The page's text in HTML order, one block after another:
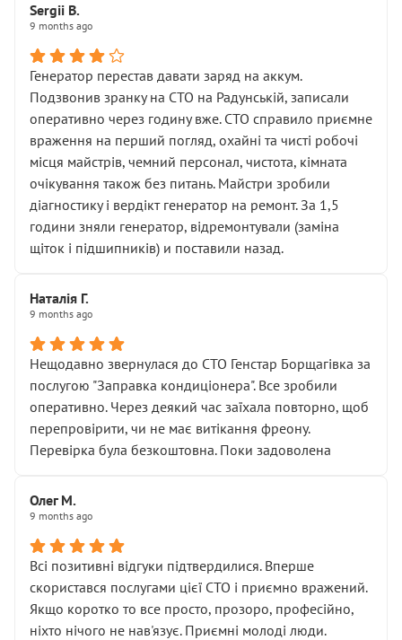
Sergii B.
9 months ago
Генератор перестав давати заряд на аккум.
Подзвонив зранку на СТО на Радунській, записали
оперативно через годину вже. СТО справило приємне
враження на перший погляд, охайні та чисті робочі
місця майстрів, чемний персонал, чистота, кімната
очікування також без питань. Майстри зробили
діагностику і вердікт генератор на ремонт. За 1,5
години зняли генератор, відремонтували (заміна
щіток і підшипників) и поставили назад.
Наталія Г.
9 months ago
Нещодавно звернулася до СТО Генстар Борщагівка за
послугою "Заправка кондиціонера". Все зробили
оперативно. Через деякий час заїхала повторно, щоб
перепровірити, чи не має витікання фреону.
Перевірка була безкоштовна. Поки задоволена
Олег М.
9 months ago
Всі позитивні відгуки підтвердилися. Вперше
скористався послугами цієї СТО і приємно вражений.
Якщо коротко то все просто, прозоро, професійно,
ніхто нічого не нав'язує. Приємні молоді люди.